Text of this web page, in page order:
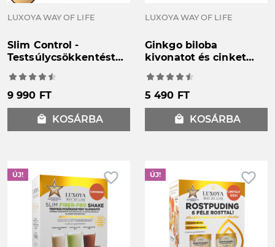
LUXOYA WAY OF LIFE
Slim Control -
Testsúlycsökkentést
glükomannán rost
italpor – Vadmálna
ízű - 300g
9 990 FT
local_mall KOSÁRBA
LUXOYA WAY OF LIFE
Ginkgo biloba
kivonatot és cinket
kiegészítő kapszula -
60db
5 490 FT
local_mall KOSÁRBA
favorite_border
ÚJ! favorite_border
ÚJ!